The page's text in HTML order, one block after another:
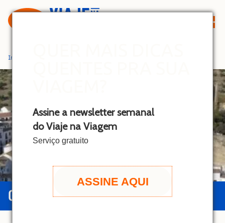
Assine a newsletter semanal
do Viaje na Viagem
Serviço gratuito
ASSINE AQUI
c
o
n
t
e
n
t
Início
GUIA DE PUEBLOS BLANCOS